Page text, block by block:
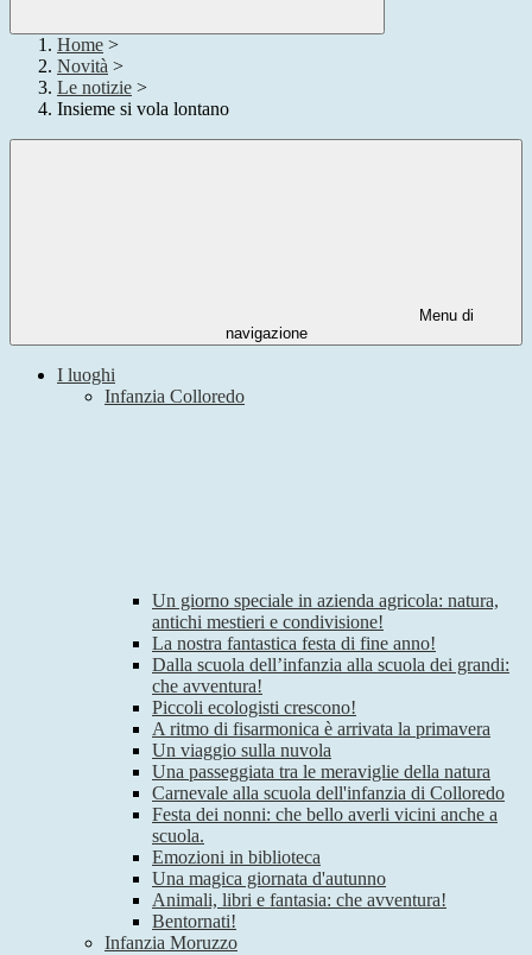
Home >
Novità >
Le notizie >
Insieme si vola lontano
Menu di
navigazione
I luoghi
Infanzia Colloredo
Un giorno speciale in azienda agricola: natura,
antichi mestieri e condivisione!
La nostra fantastica festa di fine anno!
Dalla scuola dell’infanzia alla scuola dei grandi:
che avventura!
Piccoli ecologisti crescono!
A ritmo di fisarmonica è arrivata la primavera
Un viaggio sulla nuvola
Una passeggiata tra le meraviglie della natura
Carnevale alla scuola dell'infanzia di Colloredo
Festa dei nonni: che bello averli vicini anche a
scuola.
Emozioni in biblioteca
Una magica giornata d'autunno
Animali, libri e fantasia: che avventura!
Bentornati!
Infanzia Moruzzo